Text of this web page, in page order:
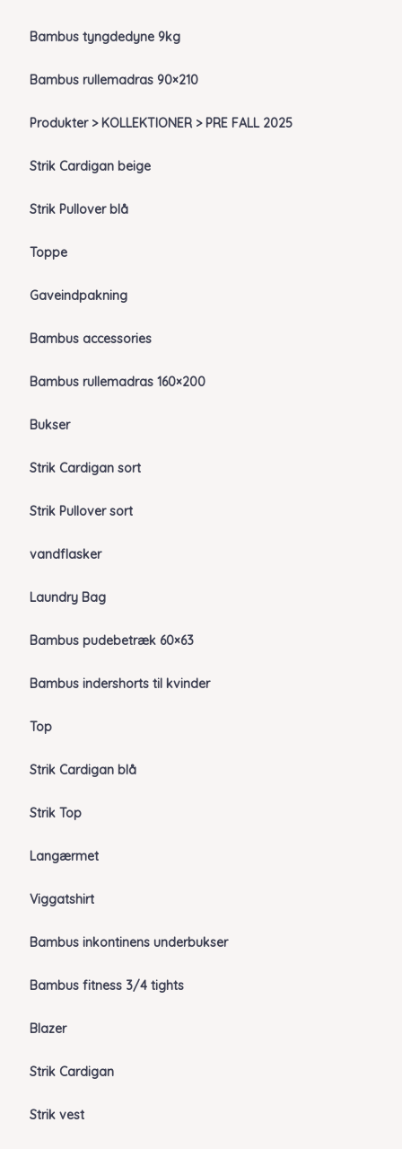
Bambus tyngdedyne 9kg
Bambus rullemadras 90×210
Produkter > KOLLEKTIONER > PRE FALL 2025
Strik Cardigan beige
Strik Pullover blå
Toppe
Gaveindpakning
Bambus accessories
Bambus rullemadras 160×200
Bukser
Strik Cardigan sort
Strik Pullover sort
vandflasker
Laundry Bag
Bambus pudebetræk 60×63
Bambus indershorts til kvinder
Top
Strik Cardigan blå
Strik Top
Langærmet
Viggatshirt
Bambus inkontinens underbukser
Bambus fitness 3/4 tights
Blazer
Strik Cardigan
Strik vest